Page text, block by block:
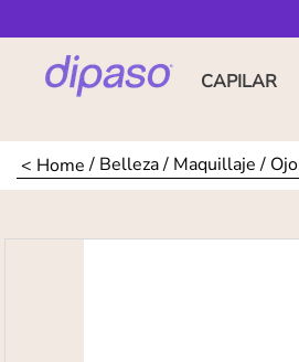
CAPILAR
Belleza Maquillaje